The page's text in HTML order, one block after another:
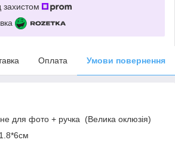
захистом
Оплата Умови повернення
для фото + ручка (Велика оклюзія)